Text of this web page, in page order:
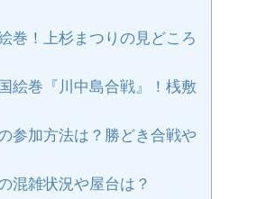
巻！上杉まつりの見どころ
絵巻『川中島合戦』！桟敷
参加方法は？勝どき合戦や
混雑状況や屋台は？